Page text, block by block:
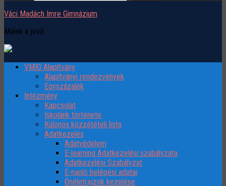
Váci Madách Imre Gimnázium
Miénk a jövő
VMIG Alapítvány
Alapítványi rendezvények
Egyszázalék
Intézmény
Kapcsolat
Iskolánk története
Különös közzétételi lista
Adatkezelés
Adatvédelem
E-learning Adatkezelési szabályzata
Adatkezelési Szabályzat
E-napló belépési adatai
Önéletrajzok kezelése